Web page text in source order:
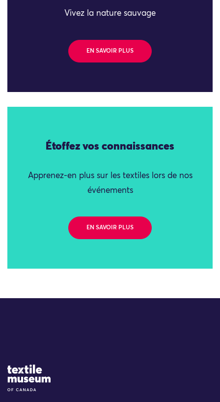
Vivez la nature sauvage
EN SAVOIR PLUS
Étoffez vos connaissances
Apprenez-en plus sur les textiles lors de nos
événements
EN SAVOIR PLUS
Site Logo